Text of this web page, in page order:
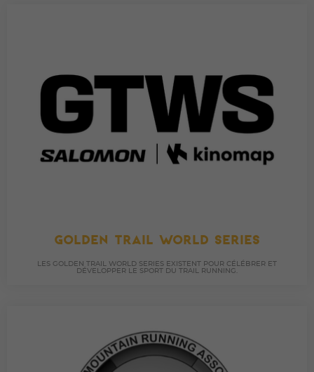
GOLDEN TRAIL WORLD SERIES
LES GOLDEN TRAIL WORLD SERIES EXISTENT POUR CÉLÉBRER ET
DÉVELOPPER LE SPORT DU TRAIL RUNNING.